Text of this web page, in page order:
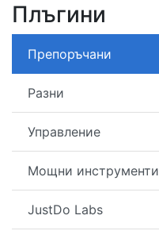
Плъгини
Препоръчани
Разни
Управление
Мощни инструменти
JustDo Labs